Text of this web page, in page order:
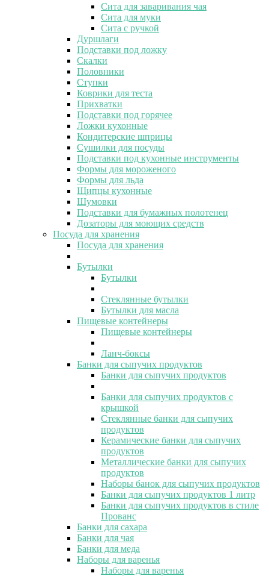
Сита для заваривания чая
Сита для муки
Сита с ручкой
Дуршлаги
Подставки под ложку
Скалки
Половники
Ступки
Коврики для теста
Прихватки
Подставки под горячее
Ложки кухонные
Кондитерские шприцы
Сушилки для посуды
Подставки под кухонные инструменты
Формы для мороженого
Формы для льда
Щипцы кухонные
Шумовки
Подставки для бумажных полотенец
Дозаторы для моющих средств
Посуда для хранения
Посуда для хранения
Бутылки
Бутылки
Стеклянные бутылки
Бутылки для масла
Пищевые контейнеры
Пищевые контейнеры
Ланч-боксы
Банки для сыпучих продуктов
Банки для сыпучих продуктов
Банки для сыпучих продуктов с
крышкой
Стеклянные банки для сыпучих
продуктов
Керамические банки для сыпучих
продуктов
Металлические банки для сыпучих
продуктов
Наборы банок для сыпучих продуктов
Банки для сыпучих продуктов 1 литр
Банки для сыпучих продуктов в стиле
Прованс
Банки для сахара
Банки для чая
Банки для меда
Наборы для варенья
Наборы для варенья